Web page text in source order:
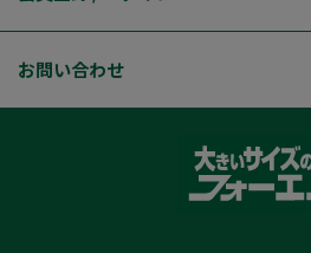
お問い合わせ